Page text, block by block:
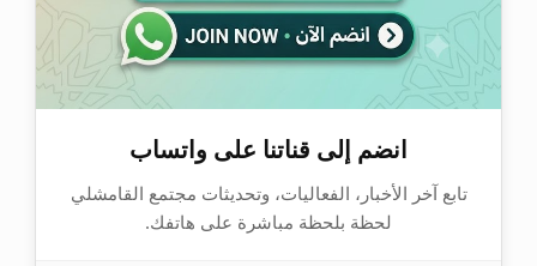
انضم إلى قناتنا على واتساب
تابع آخر الأخبار، الفعاليات، وتحديثات مجتمع القامشلي
لحظة بلحظة مباشرة على هاتفك.